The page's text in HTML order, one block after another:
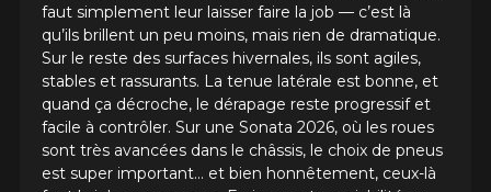
faut simplement leur laisser faire la job — c’est là
qu’ils brillent un peu moins, mais rien de dramatique.
Sur le reste des surfaces hivernales, ils sont agiles,
stables et rassurants. La tenue latérale est bonne, et
quand ça décroche, le dérapage reste progressif et
facile à contrôler. Sur une Sonata 2026, où les roues
sont très avancées dans le châssis, le choix de pneus
est super important… et bien honnêtement, ceux-là